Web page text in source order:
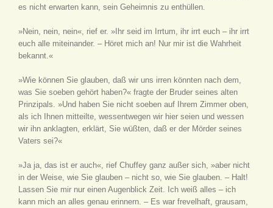
es nicht erwarten kann, sein Geheimnis zu enthüllen.
»Nein, nein, nein«, rief er. »Ihr seid im Irrtum, ihr irrt euch – ihr irrt
euch alle miteinander. – Höret mich an! Nur mir ist die Wahrheit
bekannt.«
»Wie können Sie glauben, daß wir uns irren könnten nach dem,
was Sie soeben gehört haben?« fragte der Bruder seines alten
Prinzipals. »Und haben Sie nicht soeben auf Ihrem Zimmer oben,
als ich Ihnen mitteilte, wessentwegen wir hier seien und wessen
wir ihn anklagten, erklärt, Sie wüßten, daß er der Mörder seines
Vaters sei?«
»Ja ja, das ist er auch«, rief Chuffey ganz außer sich, »aber nicht
in der Weise, wie Sie glauben – nicht so, wie Sie glauben. – Halt!
Lassen Sie mir nur einen Augenblick Zeit. Ich weiß alles – ich
kann mich an alles genau erinnern. – Es war frevelhaft, grausam,